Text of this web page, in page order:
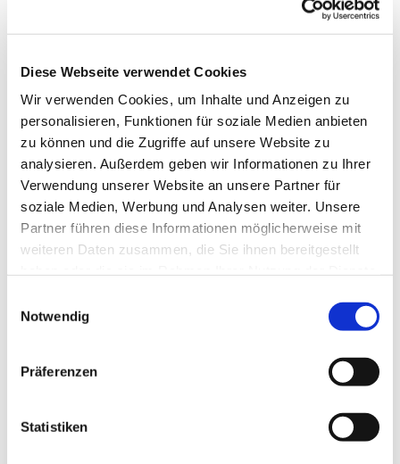
Diese Webseite verwendet Cookies
Wir verwenden Cookies, um Inhalte und Anzeigen zu
personalisieren, Funktionen für soziale Medien anbieten
zu können und die Zugriffe auf unsere Website zu
analysieren. Außerdem geben wir Informationen zu Ihrer
Verwendung unserer Website an unsere Partner für
soziale Medien, Werbung und Analysen weiter. Unsere
Partner führen diese Informationen möglicherweise mit
weiteren Daten zusammen, die Sie ihnen bereitgestellt
Notwendig
Präferenzen
Statistiken
Dies könnte Sie auch